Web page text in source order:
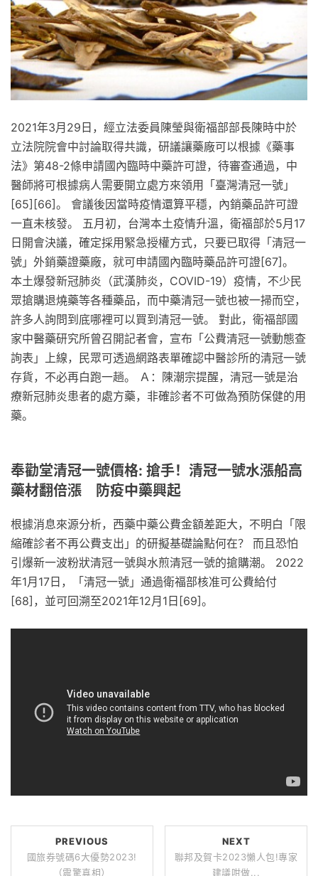
2021年3月29日，經立法委員陳瑩與衛福部部長陳時中於
立法院院會中討論取得共識，研議讓藥廠可以根據《藥事
法》第48-2條申請國內臨時中藥許可證，待審查通過，中
醫師將可根據病人需要開立處方來領用「臺灣清冠一號」
[65][66]。 會議後因當時疫情還算平穩，內銷藥品許可證
一直未核發。 五月初，台灣本土疫情升溫，衛福部於5月17
日開會決議，確定採用緊急授權方式，只要已取得「清冠一
號」外銷藥證藥廠，就可申請國內臨時藥品許可證[67]。
本土爆發新冠肺炎（武漢肺炎，COVID-19）疫情，不少民
眾搶購退燒藥等各種藥品，而中藥清冠一號也被一掃而空，
許多人詢問到底哪裡可以買到清冠一號。 對此，衛福部國
家中醫藥研究所曾召開記者會，宣布「公費清冠一號動態查
詢表」上線，民眾可透過網路表單確認中醫診所的清冠一號
存貨，不必再白跑一趟。 Ａ：陳潮宗提醒，清冠一號是治
療新冠肺炎患者的處方藥，非確診者不可做為預防保健的用
藥。
奉勸堂清冠一號價格: 搶手！清冠一號水漲船高
藥材翻倍漲 防疫中藥興起
根據消息來源分析，西藥中藥公費金額差距大，不明白「限
縮確診者不再公費支出」的研擬基礎論點何在？ 而且恐怕
引爆新一波粉狀清冠一號與水煎清冠一號的搶購潮。 2022
年1月17日，「清冠一號」通過衛福部核准可公費給付
[68]，並可回溯至2021年12月1日[69]。
PREVIOUS
國旅券號碼6大優勢2023!
（震驚真相）
NEXT
聯邦及賀卡2023懶人包!專家
建議咁做...